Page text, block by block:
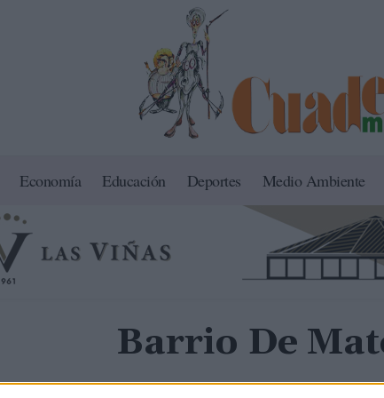
Economía Educación Deportes Medio Ambiente
Barrio De